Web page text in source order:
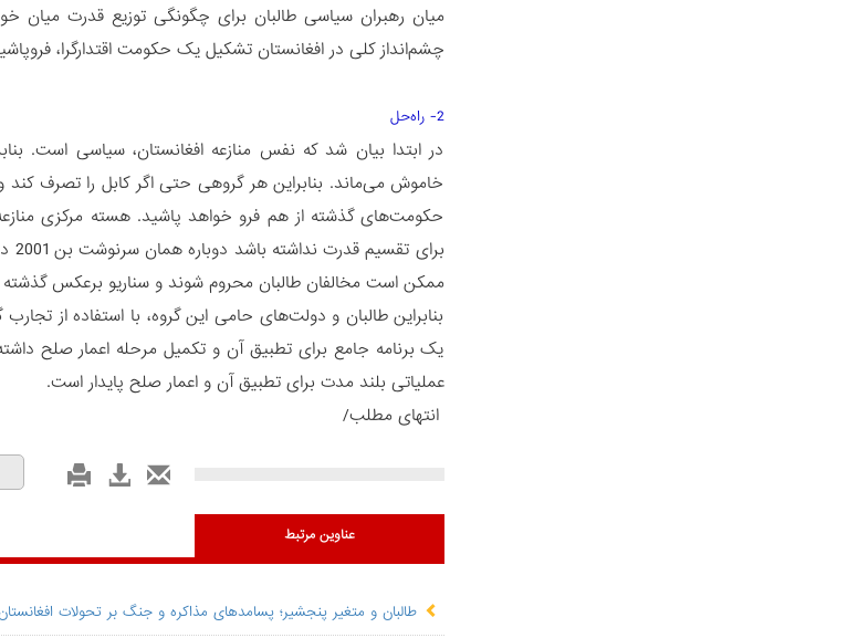
میان رهبران سیاسی طالبان برای چگونگی توزیع قدرت میان
چشم‌انداز کلی در افغانستان تشکیل یک حکومت اقتدارگرا،
2- راه‌حل
در ابتدا بیان شد که نفس منازعه افغانستان، سیاسی است.
خاموش می‌ماند. بنابراین هر گروهی حتی اگر کابل را تصرف
حکومت‌های گذشته از هم فرو خواهد پاشید. هسته مرکزی
ممکن است مخالفان طالبان محروم شوند و سناریو برعکس
بنابراین طالبان و دولت‌های حامی‌ این گروه، با استفاده از
یک برنامه جامع برای تطبیق آن و تکمیل مرحله اعمار صلح
عملیاتی بلند مدت برای تطبیق آن و اعمار صلح پایدار است.
انتهای مطلب/
عناوین مرتبط
طالبان و متغیر پنجشیر؛ پسامدهای مذاکره و جنگ بر تحولات